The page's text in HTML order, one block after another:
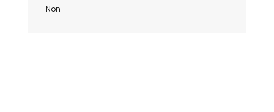
Non